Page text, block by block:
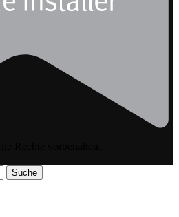
Suche